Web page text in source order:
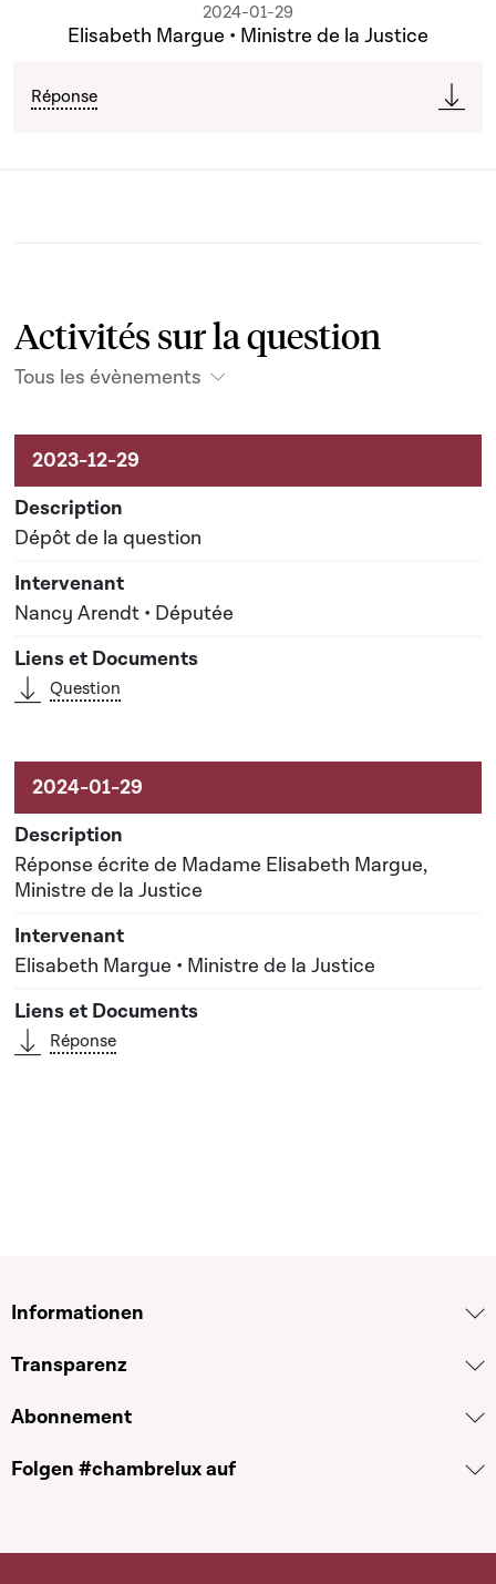
2024-01-29
Elisabeth Margue • Ministre de la Justice
Réponse
Activités sur la question
Tous les évènements
Activités sur le dossier
Dépôt de la question
Nancy Arendt • Députée
Question
Réponse écrite de Madame Elisabeth Margue,
Ministre de la Justice
Elisabeth Margue • Ministre de la Justice
Réponse
Informationen
Transparenz
Abonnement
Folgen #chambrelux auf